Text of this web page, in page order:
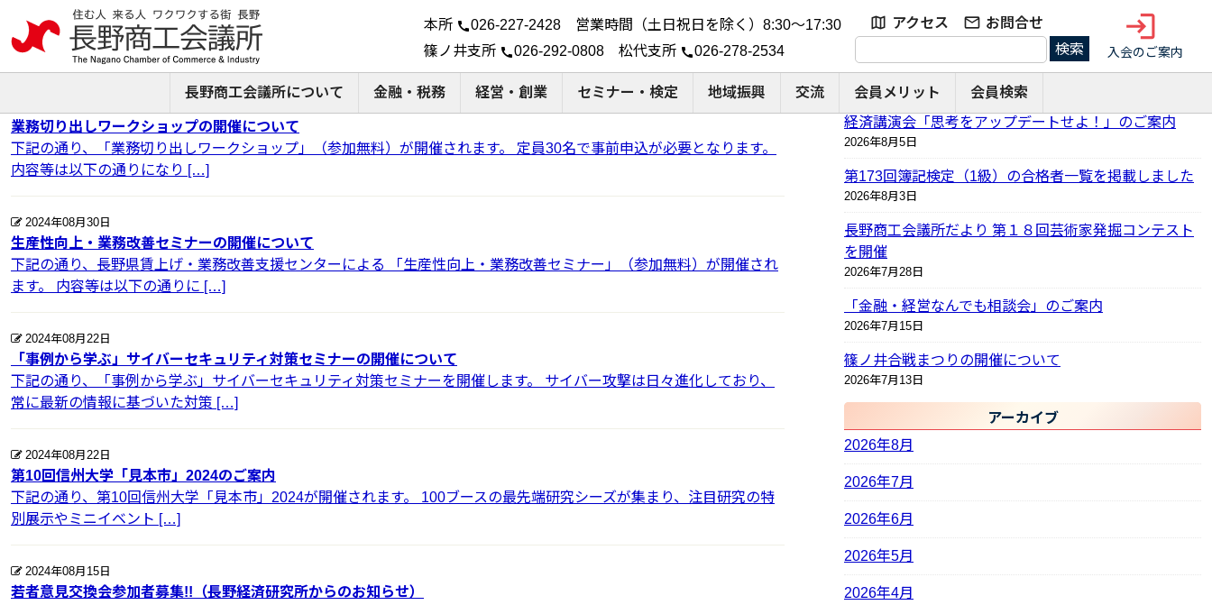
本所 call026-227-2428 営業時間（土日祝日を除く）8:30～17:30
篠ノ井支所 call026-292-0808 松代支所 call026-278-2534
アクセス お問合せ
検
login
入会のご案内
長野商工会議所について 金融・税務 経営・創業 セミナー・検定 地域振興 交流 会員メリット 会員検索
ニュースリリース：2024年8月
業務切り出しワークショップの開催について
下記の通り、「業務切り出しワークショップ」（参加無料）が開催されます。 定員30名で事前申込が必要となります。
内容等は以下の通りになり […]
2024年08月30日
生産性向上・業務改善セミナーの開催について
下記の通り、長野県賃上げ・業務改善支援センターによる 「生産性向上・業務改善セミナー」（参加無料）が開催され
ます。 内容等は以下の通りに […]
2024年08月22日
「事例から学ぶ」サイバーセキュリティ対策セミナーの開催について
下記の通り、「事例から学ぶ」サイバーセキュリティ対策セミナーを開催します。 サイバー攻撃は日々進化しており、
常に最新の情報に基づいた対策 […]
2024年08月22日
第10回信州大学「見本市」2024のご案内
下記の通り、第10回信州大学「見本市」2024が開催されます。 100ブースの最先端研究シーズが集まり、注目研究の特
別展示やミニイベント […]
2024年08月15日
若者意見交換会参加者募集!!（長野経済研究所からのお知らせ）
最近の投稿
経済講演会「思考をアップデートせよ！」のご案内
2026年8月5日
第173回簿記検定（1級）の合格者一覧を掲載しました
2026年8月3日
長野商工会議所だより 第１８回芸術家発掘コンテスト
を開催
2026年7月28日
「金融・経営なんでも相談会」のご案内
2026年7月15日
篠ノ井合戦まつりの開催について
2026年7月13日
アーカイブ
2026年8月
2026年7月
2026年6月
2026年5月
2026年4月